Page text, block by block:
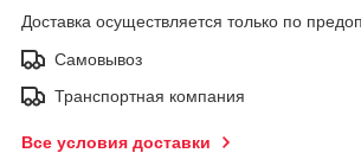
Доставка осуществляется только по
Самовывоз
Транспортная компания
Все условия доставки